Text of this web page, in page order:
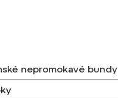
nepromokavé bundy